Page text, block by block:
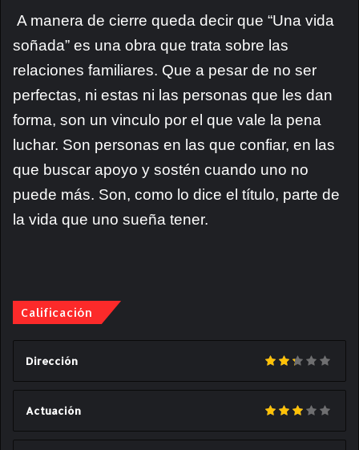
A manera de cierre queda decir que “Una vida
soñada” es una obra que trata sobre las
relaciones familiares. Que a pesar de no ser
perfectas, ni estas ni las personas que les dan
forma, son un vinculo por el que vale la pena
luchar. Son personas en las que confiar, en las
que buscar apoyo y sostén cuando uno no
puede más. Son, como lo dice el título, parte de
la vida que uno sueña tener.
Calificación
Dirección
Actuación